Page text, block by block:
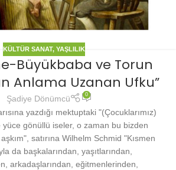
KÜLTÜR SANAT, YAŞLILIK
Büyükbaba ve Torun
Anlama Uzanan Ufku”
Şadiye Dönümcü 0
yazdığı mektuptaki "(Çocuklarımız)
yüce gönüllü iseler, o zaman bu bizden
satırına Wilhelm Schmid "Kısmen
da başkalarından, yaşıtlarından,
arkadaşlarından, eğitmenlerinden,